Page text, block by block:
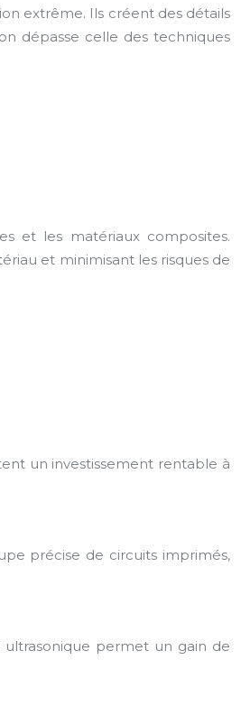
extrême. Ils créent des détails
dépasse celle des techniques
et les matériaux composites.
et minimisant les risques de
un investissement rentable à
précise de circuits imprimés,
ultrasonique permet un gain de